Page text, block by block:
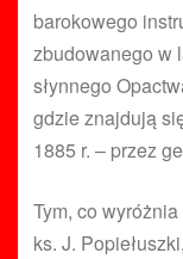
barokowego
zbudowanego w
słynnego
gdzie znajdują
1885 r. – przez
Tym, co
ks. J.